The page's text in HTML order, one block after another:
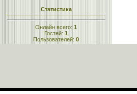
Статистика
Онлайн всего: 1
Гостей: 1
Пользователей: 0